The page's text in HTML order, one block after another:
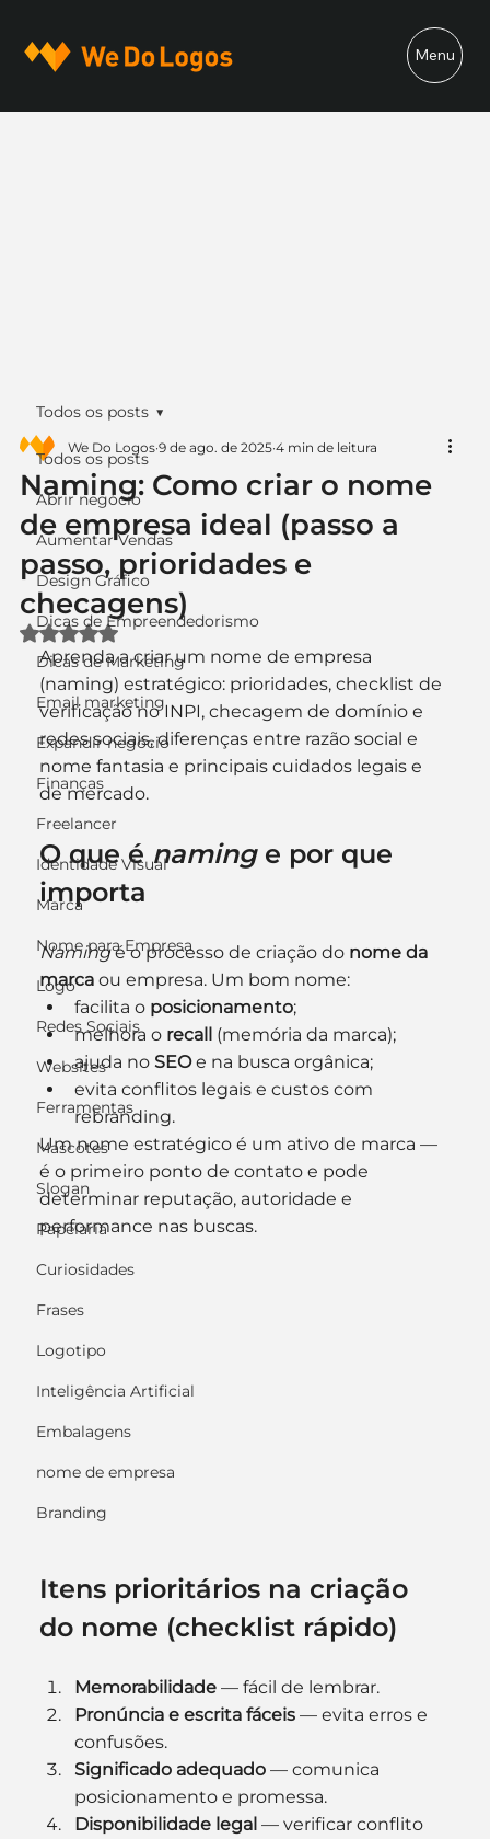
Menu
Todos os posts
Abrir negócio
Aumentar Vendas
Design Gráfico
Dicas de Empreendedorismo
Dicas de Marketing
Email marketing
Expandir negócio
Finanças
Freelancer
Identidade Visual
Marca
Nome para Empresa
Logo
Redes Sociais
Websites
Ferramentas
Mascotes
Slogan
Papelaria
Curiosidades
Frases
Logotipo
Inteligência Artificial
Embalagens
nome de empresa
Branding
Todos os posts
Naming: Como criar o nome
de empresa ideal (passo a
passo, prioridades e
checagens)
We Do Logos 9 de ago. de 2025 4 min de leitura
Avaliado com NaN de 5 estrelas.
Aprenda a criar um nome de empresa
(naming) estratégico: prioridades, checklist de
verificação no INPI, checagem de domínio e
redes sociais, diferenças entre razão social e
nome fantasia e principais cuidados legais e
de mercado.
O que é naming e por que
importa
Naming é o processo de criação do nome da
marca ou empresa. Um bom nome:
facilita o posicionamento;
melhora o recall (memória da marca);
ajuda no SEO e na busca orgânica;
evita conflitos legais e custos com
rebranding.
Um nome estratégico é um ativo de marca —
é o primeiro ponto de contato e pode
determinar reputação, autoridade e
performance nas buscas.
Itens prioritários na criação
do nome (checklist rápido)
Memorabilidade — fácil de lembrar.
Pronúncia e escrita fáceis — evita erros e
confusões.
Significado adequado — comunica
posicionamento e promessa.
Disponibilidade legal — verificar conflito